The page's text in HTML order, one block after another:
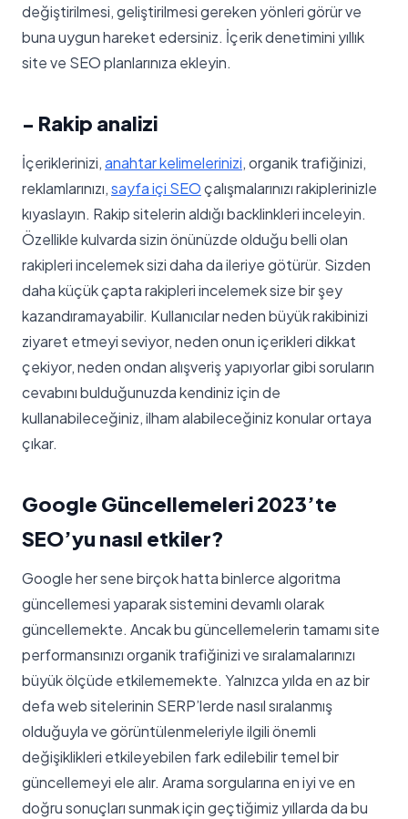
değiştirilmesi, geliştirilmesi gereken yönleri görür ve
buna uygun hareket edersiniz. İçerik denetimini yıllık
site ve SEO planlarınıza ekleyin.
- Rakip analizi
İçeriklerinizi,anahtar kelimelerinizi, organik trafiğinizi,
reklamlarınızı,sayfa içi SEOçalışmalarınızı rakiplerinizle
kıyaslayın. Rakip sitelerin aldığı backlinkleri inceleyin.
Özellikle kulvarda sizin önünüzde olduğu belli olan
rakipleri incelemek sizi daha da ileriye götürür. Sizden
daha küçük çapta rakipleri incelemek size bir şey
kazandıramayabilir. Kullanıcılar neden büyük rakibinizi
ziyaret etmeyi seviyor, neden onun içerikleri dikkat
çekiyor, neden ondan alışveriş yapıyorlar gibi soruların
cevabını bulduğunuzda kendiniz için de
kullanabileceğiniz, ilham alabileceğiniz konular ortaya
çıkar.
Google Güncellemeleri 2023’te
SEO’yu nasıl etkiler?
Google her sene birçok hatta binlerce algoritma
güncellemesi yaparak sistemini devamlı olarak
güncellemekte. Ancak bu güncellemelerin tamamı site
performansınızı organik trafiğinizi ve sıralamalarınızı
büyük ölçüde etkilememekte. Yalnızca yılda en az bir
defa web sitelerinin SERP’lerde nasıl sıralanmış
olduğuyla ve görüntülenmeleriyle ilgili önemli
değişiklikleri etkileyebilen fark edilebilir temel bir
güncellemeyi ele alır. Arama sorgularına en iyi ve en
doğru sonuçları sunmak için geçtiğimiz yıllarda da bu